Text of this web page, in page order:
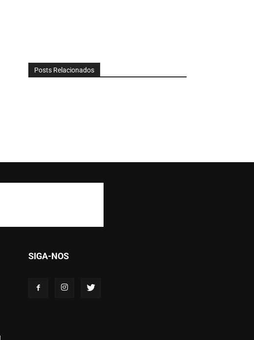
Posts Relacionados
SIGA-NOS